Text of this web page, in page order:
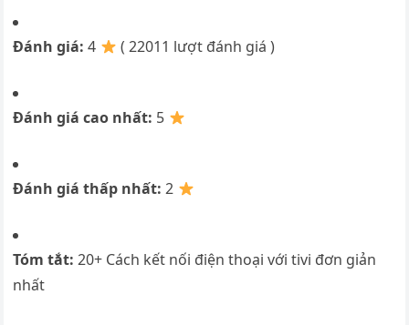
Đánh giá:4 ( 22011 lượt đánh giá )
Đánh giá cao nhất: 5
Đánh giá thấp nhất:2
Tóm tắt:20+ Cách kết nối điện thoại với tivi đơn giản
nhất